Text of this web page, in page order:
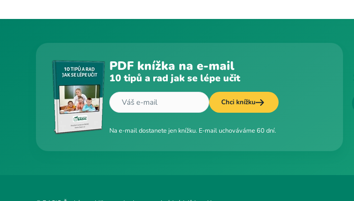
PDF knížka na e-mail
10 tipů a rad jak se lépe učit
Chci knížku
Na e-mail dostanete jen knížku. E-mail uchováváme 60 dní.